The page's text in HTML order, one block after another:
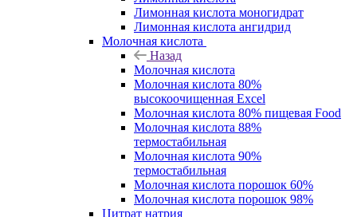
Лимонная кислота моногидрат
Лимонная кислота ангидрид
Молочная кислота
Назад
Молочная кислота
Молочная кислота 80%
высокоочищенная Excel
Молочная кислота 80% пищевая Food
Молочная кислота 88%
термостабильная
Молочная кислота 90%
термостабильная
Молочная кислота порошок 60%
Молочная кислота порошок 98%
Цитрат натрия